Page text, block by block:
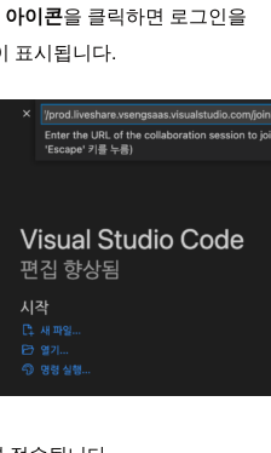
이콘을 클릭하면 로그인을
표시됩니다.